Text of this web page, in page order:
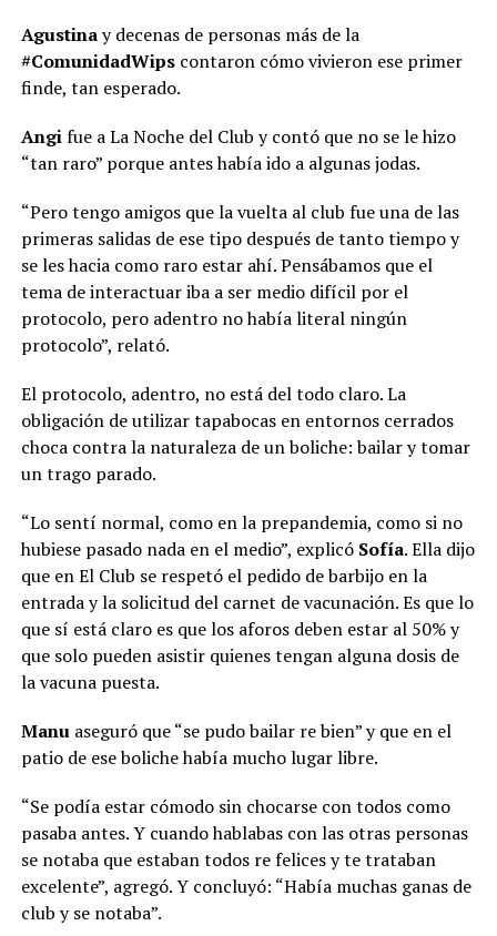
Agustinay decenas de personas más de la
#ComunidadWipscontaron cómo vivieron ese primer
finde, tan esperado.
Angifue a La Noche del Club y contó que no se le hizo
“tan raro” porque antes había ido a algunas jodas.
“Pero tengo amigos que la vuelta al club fue una de las
primeras salidas de ese tipo después de tanto tiempo y
se les hacia como raro estar ahí. Pensábamos que el
tema de interactuar iba a ser medio difícil por el
protocolo, pero adentro no había literal ningún
protocolo”, relató.
El protocolo, adentro, no está del todo claro. La
obligación de utilizar tapabocas en entornos cerrados
choca contra la naturaleza de un boliche: bailar y tomar
un trago parado.
“Lo sentí normal, como en la prepandemia, como si no
hubiese pasado nada en el medio”, explicó Sofía. Ella dijo
que en El Club se respetó el pedido de barbijo en la
entrada y la solicitud del carnet de vacunación. Es que lo
que sí está claro es que los aforos deben estar al 50% y
que solo pueden asistir quienes tengan alguna dosis de
la vacuna puesta.
Manuaseguró que “se pudo bailar re bien” y que en el
patio de ese boliche había mucho lugar libre.
“Se podía estar cómodo sin chocarse con todos como
pasaba antes. Y cuando hablabas con las otras personas
se notaba que estaban todos re felices y te trataban
excelente”, agregó. Y concluyó: “Había muchas ganas de
club y se notaba”.